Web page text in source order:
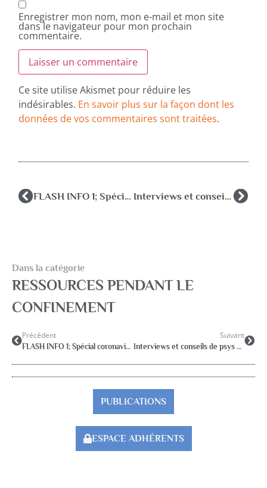
Enregistrer mon nom, mon e-mail et mon site
dans le navigateur pour mon prochain
commentaire.
Ce site utilise Akismet pour réduire les
indésirables. En savoir plus sur la façon dont les
données de vos commentaires sont traitées.
FLASH INFO 1; Spécial coronavirus COVID-19 Interviews et conseils de psys sur la crise sanitaire du COVID-19
Dans la catégorie
RESSOURCES PENDANT LE
CONFINEMENT
Précédent
FLASH INFO 1; Spécial coronavirus COVID-19
Suivant
Interviews et conseils de psys sur la crise sanitaire du COVID-19
PUBLICATIONS
ESPACE ADHÉRENTS